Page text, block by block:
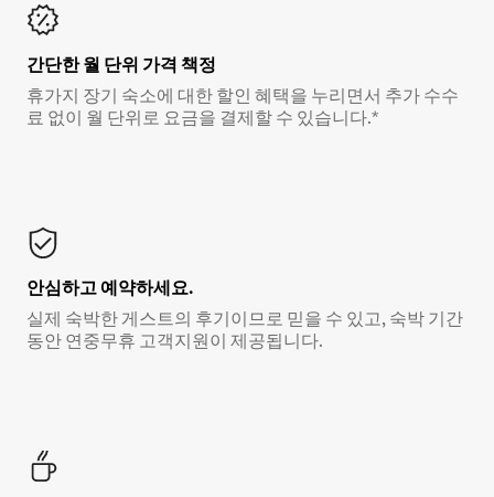
간단한 월 단위 가격 책정
휴가지 장기 숙소에 대한 할인 혜택을 누리면서 추가 수수
료 없이 월 단위로 요금을 결제할 수 있습니다.*
안심하고 예약하세요.
실제 숙박한 게스트의 후기이므로 믿을 수 있고, 숙박 기간
동안 연중무휴 고객지원이 제공됩니다.